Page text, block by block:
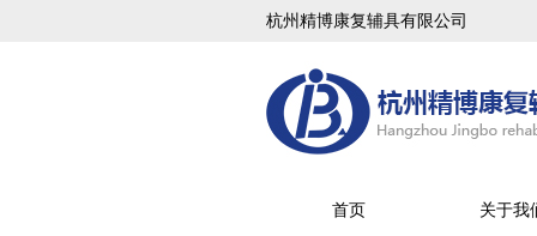
杭州精博康复辅具有限公司
首页 关于我